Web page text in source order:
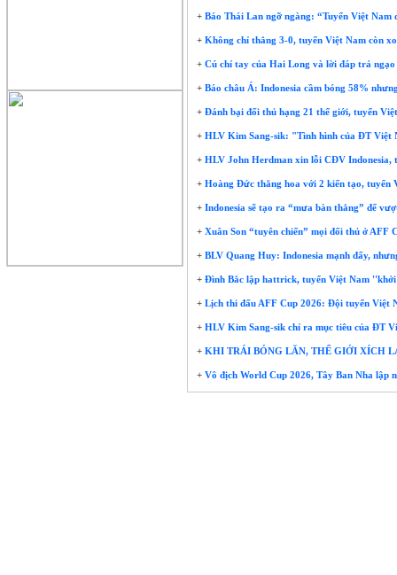
+ Báo Thái Lan ngỡ ngàng: “Tuyển Việt Nam
+ Không chỉ thắng 3-0, tuyển Việt Nam còn
+ Cú chỉ tay của Hai Long và lời đáp trả
+ Báo châu Á: Indonesia cầm bóng 58%
+ Đánh bại đối thủ hạng 21 thế giới, tuyển
+ HLV Kim Sang-sik: "Tình hình của ĐT Việt
+ HLV John Herdman xin lỗi CĐV
+ Hoàng Đức thăng hoa với 2 kiến tạo, tuyển
+ Indonesia sẽ tạo ra “mưa bàn thắng” để
+ Xuân Son “tuyên chiến” mọi đối thủ ở AFF
+ BLV Quang Huy: Indonesia mạnh đấy,
+ Đình Bắc lập hattrick, tuyển Việt Nam
+ Lịch thi đấu AFF Cup 2026: Đội tuyển Việt
+ HLV Kim Sang-sik chỉ ra mục tiêu của ĐT
+ KHI TRÁI BÓNG LĂN, THẾ GIỚI XÍCH
+ Vô địch World Cup 2026, Tây Ban Nha lập